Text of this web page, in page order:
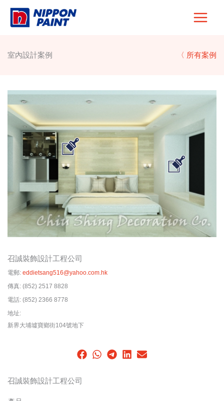
Skip
室內設計案例 〈 所有案例
召誠裝飾設計工程公司
電郵: eddietsang516@yahoo.com.hk
傳真: (852) 2517 8828
電話: (852) 2366 8778
地址:
新界大埔墟寶鄉街104號地下
召誠裝飾設計工程公司